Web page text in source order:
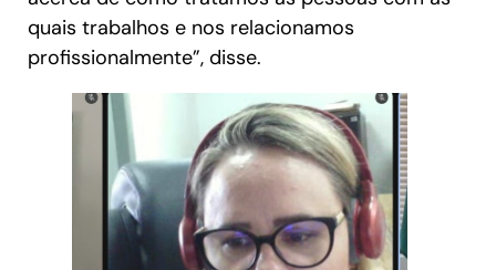
quais trabalhos e nos relacionamos
profissionalmente”, disse.